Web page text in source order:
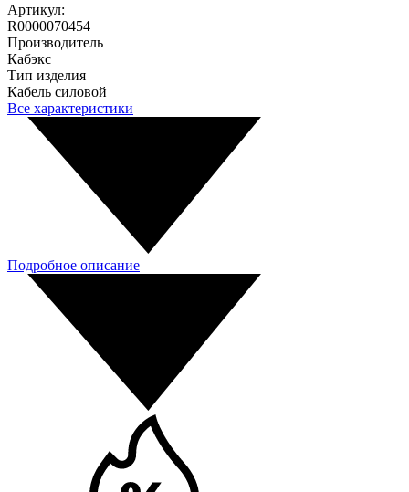
Артикул:
R0000070454
Производитель
Кабэкс
Тип изделия
Кабель силовой
Все характеристики
Подробное описание